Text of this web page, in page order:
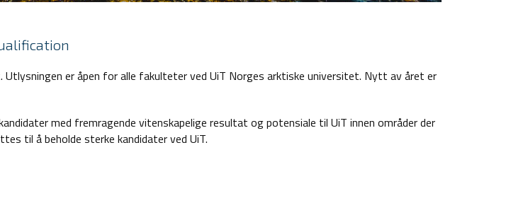
er åpen for alle fakulteter ved UiT Norges arktiske universitet. Nytt av året er
med fremragende vitenskapelige resultat og potensiale til UiT innen områder der
til å beholde sterke kandidater ved UiT.